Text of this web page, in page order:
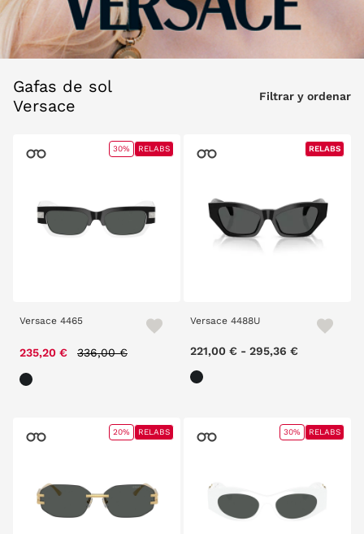
Gafas de sol
Versace
Filtrar y ordenar
Versace 4465
235,20 € Price reduced from
336,00 €
30% RELABS
Versace 4488U
221,00 €
RELABS
- 295,36 €
RELABS
20% RELABS 30% RELABS